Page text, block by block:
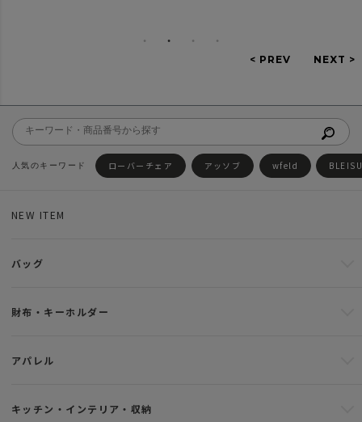
ローバーチェア アッソブ wfeld
NEW ITEM
バッグ
財布・キーホルダー
アパレル
キッチン・インテリア・収納